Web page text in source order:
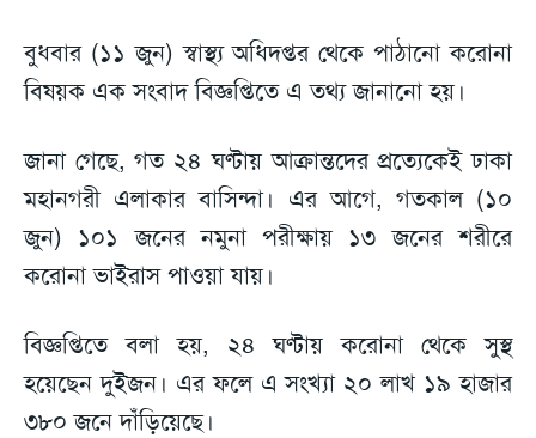
বুধবার (১১ জুন) স্বাস্থ্য অধিদপ্তর থেকে পাঠানো করোনা
বিষয়ক এক সংবাদ বিজ্ঞপ্তিতে এ তথ্য জানানো হয়।
জানা গেছে, গত ২৪ ঘণ্টায় আক্রান্তদের প্রত্যেকেই ঢাকা
মহানগরী এলাকার বাসিন্দা। এর আগে, গতকাল (১০
জুন) ১০১ জনের নমুনা পরীক্ষায় ১৩ জনের শরীরে
করোনা ভাইরাস পাওয়া যায়।
বিজ্ঞপ্তিতে বলা হয়, ২৪ ঘণ্টায় করোনা থেকে সুস্থ
হয়েছেন দুইজন। এর ফলে এ সংখ্যা ২০ লাখ ১৯ হাজার
৩৮০ জনে দাঁড়িয়েছে।